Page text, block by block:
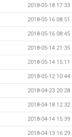
2018-05-18 17:33
2018-05-16 08:51
2018-05-16 08:45
2018-05-14 21:35
2018-05-14 15:11
2018-05-12 10:44
2018-04-23 20:28
2018-04-18 12:32
2018-04-14 15:39
2018-04-13 16:29